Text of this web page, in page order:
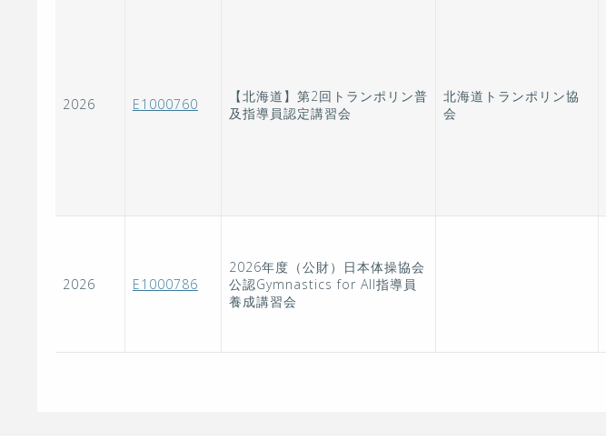
2026 E1000760
【北海道】第2回トランポリン普
及指導員認定講習会
北海道トランポリン協
会
2026 E1000786
2026年度（公財）日本体操協会
公認Gymnastics for All指導員
養成講習会